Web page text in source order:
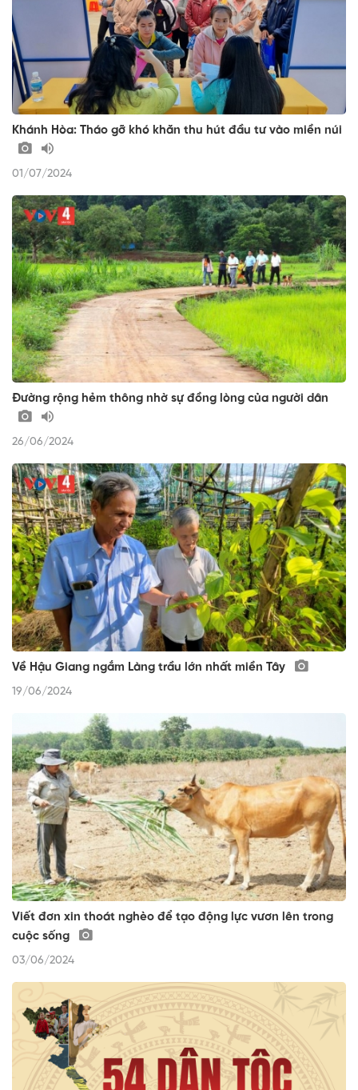
Khánh Hòa: Tháo gỡ khó khăn thu hút đầu tư vào miền núi
01/07/2024
Đường rộng hẻm thông nhờ sự đồng lòng của người dân
26/06/2024
Về Hậu Giang ngắm Làng trầu lớn nhất miền Tây
19/06/2024
Viết đơn xin thoát nghèo để tạo động lực vươn lên trong
cuộc sống
03/06/2024